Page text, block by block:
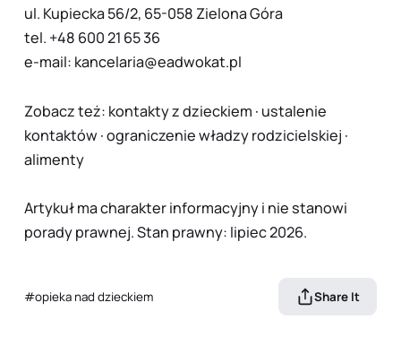
ul. Kupiecka 56/2, 65-058 Zielona Góra
tel. +48 600 21 65 36
e-mail: kancelaria@eadwokat.pl
Zobacz też: kontakty z dzieckiem · ustalenie
kontaktów ·ograniczenie władzy rodzicielskiej ·
alimenty
Artykuł ma charakter informacyjny i nie stanowi
porady prawnej. Stan prawny: lipiec 2026.
opieka nad dzieckiem Share It